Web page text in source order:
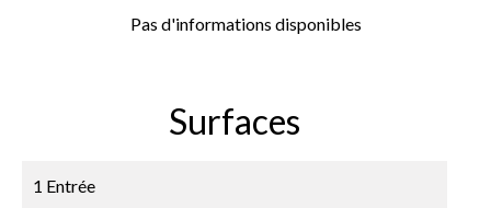
Pas d'informations disponibles
Surfaces
1 Entrée